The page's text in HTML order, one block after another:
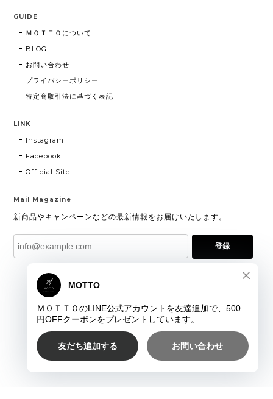
GUIDE
ＭＯＴＴＯについて
BLOG
お問い合わせ
プライバシーポリシー
特定商取引法に基づく表記
LINK
Instagram
Facebook
Official Site
Mail Magazine
新商品やキャンペーンなどの最新情報をお届けいたします。
登録